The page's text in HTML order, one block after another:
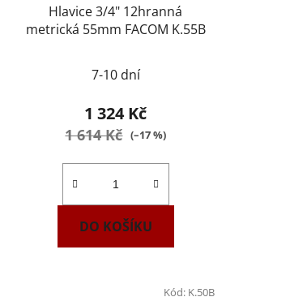
Hlavice 3/4" 12hranná
metrická 55mm FACOM K.55B
7-10 dní
1 324 Kč
1 614 Kč (–17 %)
DO KOŠÍKU
Kód: K.50B